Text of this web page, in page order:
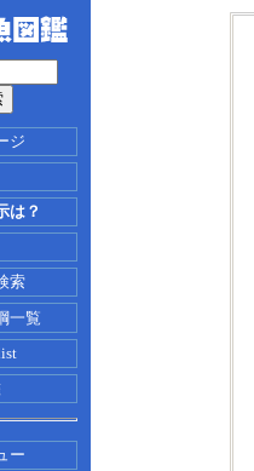
ジ
は？
索
一覧
ー